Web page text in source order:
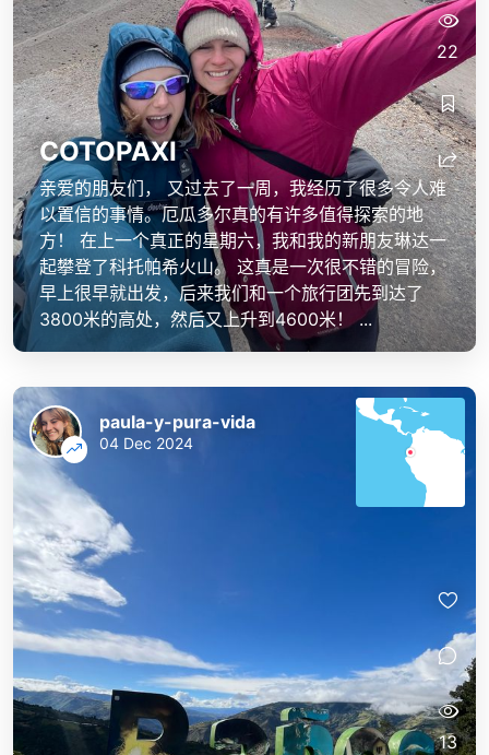
COTOPAXI
亲爱的朋友们， 又过去了一周，我经历了很多令人难
以置信的事情。厄瓜多尔真的有许多值得探索的地
方！ 在上一个真正的星期六，我和我的新朋友琳达一
起攀登了科托帕希火山。 这真是一次很不错的冒险，
早上很早就出发，后来我们和一个旅行团先到达了
3800米的高处，然后又上升到4600米！ ...
22
paula-y-pura-vida
04 Dec 2024
13